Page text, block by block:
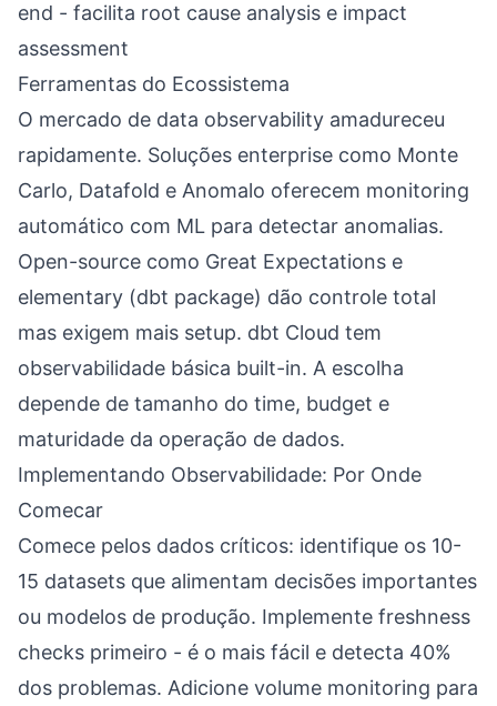
end - facilita root cause analysis e impact
assessment
Ferramentas do Ecossistema
O mercado de data observability amadureceu
rapidamente. Soluções enterprise como Monte
Carlo, Datafold e Anomalo oferecem monitoring
automático com ML para detectar anomalias.
Open-source como Great Expectations e
elementary (dbt package) dão controle total
mas exigem mais setup. dbt Cloud tem
observabilidade básica built-in. A escolha
depende de tamanho do time, budget e
maturidade da operação de dados.
Implementando Observabilidade: Por Onde
Comecar
Comece pelos dados críticos: identifique os 10-
15 datasets que alimentam decisões importantes
ou modelos de produção. Implemente freshness
checks primeiro - é o mais fácil e detecta 40%
dos problemas. Adicione volume monitoring para